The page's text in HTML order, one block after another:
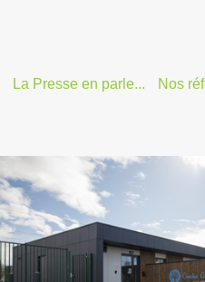
La Presse en parle... Nos